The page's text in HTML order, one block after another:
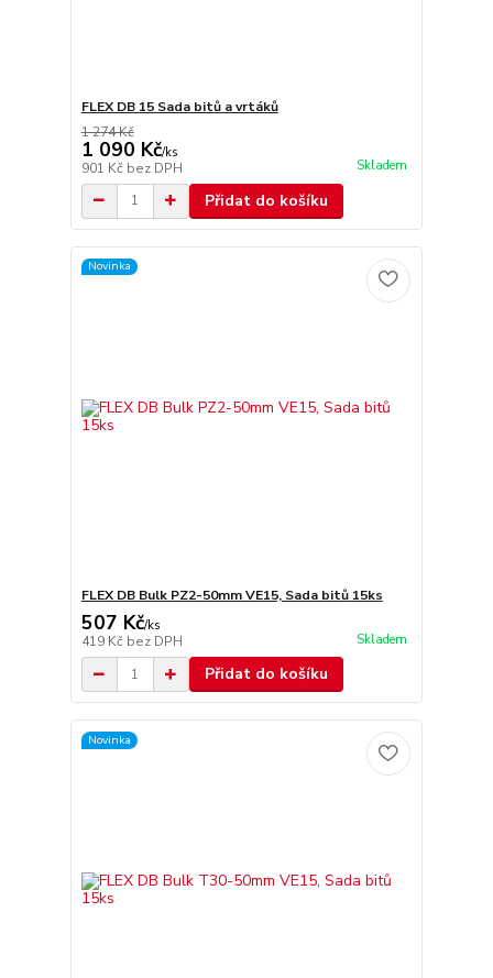
FLEX DB 15 Sada bitů a vrtáků
1 274 Kč
1 090 Kč/ks
901 Kč bez DPH Skladem
Přidat do košíku
Novinka
FLEX DB Bulk PZ2-50mm VE15, Sada bitů 15ks
507 Kč/ks
419 Kč bez DPH Skladem
Přidat do košíku
Novinka